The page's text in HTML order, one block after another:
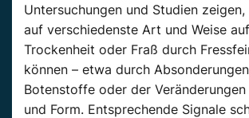
Untersuchungen und Studien
auf verschiedenste Art und Weise
Trockenheit oder Fraß durch
können – etwa durch
Botenstoffe oder der
und Form. Entsprechende Signale